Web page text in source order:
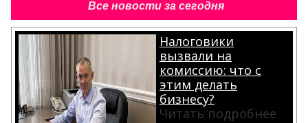
Все новости за сегодня
Налоговики
вызвали на
комиссию: что с
этим делать
бизнесу?
Читать подробнее